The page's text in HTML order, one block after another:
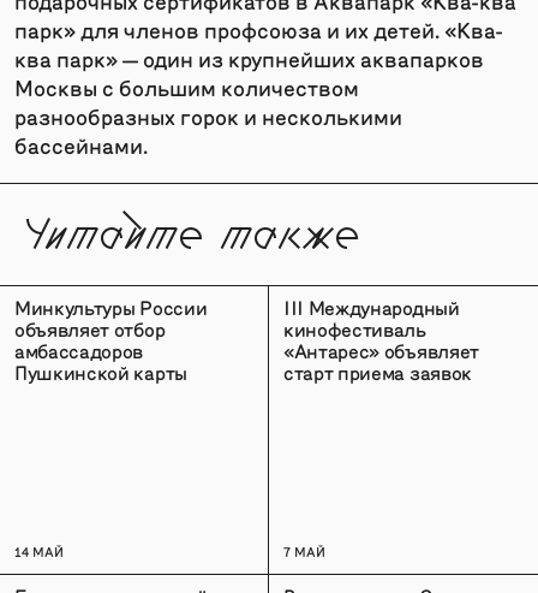
парк» для членов профсоюза и их детей. «Ква-
ква парк» — один из крупнейших аквапарков
Москвы с большим количеством
разнообразных горок и несколькими
бассейнами.
Читайте также
Минкультуры России
объявляет отбор
амбассадоров
Пушкинской карты
14 МАЙ
III Международный
кинофестиваль
«Антарес» объявляет
старт приема заявок
7 МАЙ